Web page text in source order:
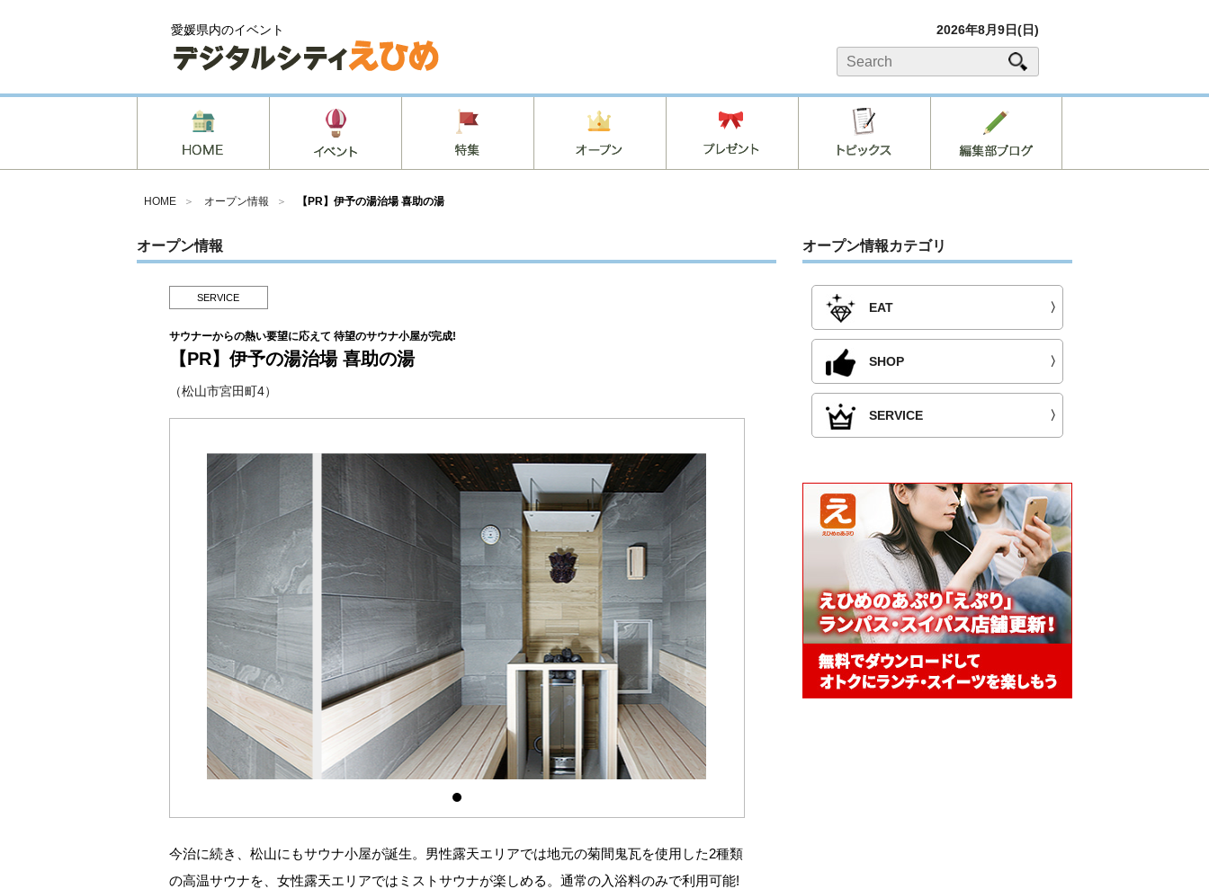
愛媛県内のイベント 2026年8月9日(日)
HOME ＞ オープン情報 ＞ 【PR】伊予の湯治場 喜助の湯
オープン情報
SERVICE
サウナーからの熱い要望に応えて 待望のサウナ小屋が完成!
【PR】伊予の湯治場 喜助の湯
（松山市宮田町4）
今治に続き、松山にもサウナ小屋が誕生。男性露天エリアでは地元の菊間鬼瓦を使用した2種類
の高温サウナを、女性露天エリアではミストサウナが楽しめる。通常の入浴料のみで利用可能!
オープン情報カテゴリ
EAT 〉
SHOP 〉
SERVICE 〉